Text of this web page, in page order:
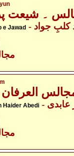
۔ شیعت
e Jawad کلبِ جواد
-
Haider Abedi عابدی
-